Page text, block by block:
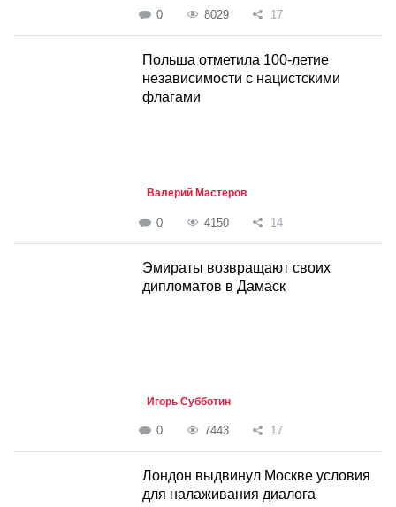
0 8029 17
Польша отметила 100-летие
независимости с нацистскими
флагами
Валерий Мастеров
0 4150 14
Эмираты возвращают своих
дипломатов в Дамаск
Игорь Субботин
0 7443 17
Лондон выдвинул Москве условия
для налаживания диалога